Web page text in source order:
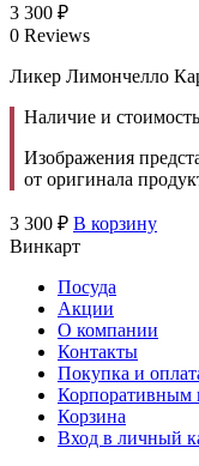
3 300 ₽
0 Reviews
Ликер Лимончелло
Наличие и
Изображения
от оригинала
3 300 ₽ В корзину
Винкарт
Посуда
Акции
О компании
Контакты
Покупка и
Корпоративным
Корзина
Вход в личный